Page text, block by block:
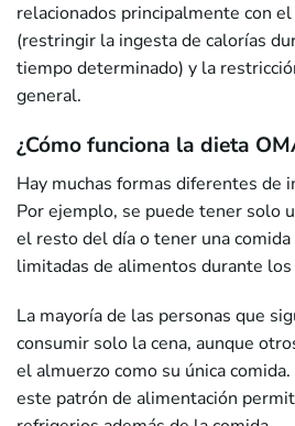
relacionados principalmente con
(restringir la ingesta de calorías
tiempo determinado) y la
general.
¿Cómo funciona la dieta
Hay muchas formas diferentes de
Por ejemplo, se puede tener solo
el resto del día o tener una
limitadas de alimentos durante
La mayoría de las personas que
consumir solo la cena, aunque
el almuerzo como su única
este patrón de alimentación